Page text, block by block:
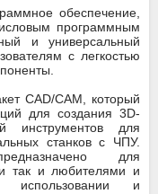
обеспечение,
программным
и универсальный
с легкостью
CAD/CAM, который
для создания 3D-
инструментов для
станков с ЧПУ.
для
так и любителями и
использовании и